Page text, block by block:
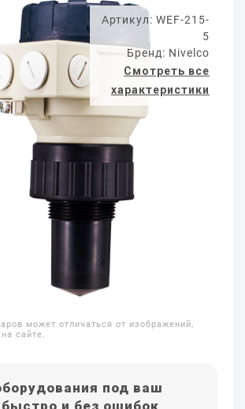
Артикул: WEF-215-
5
Бренд: Nivelco
Смотреть все
характеристики
может отличаться от изображений,
сайте.
под ваш
и без ошибок